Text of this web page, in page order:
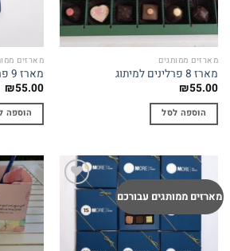
מארזים ממותגים
מארז 8 פרלינים למיתוג
₪55.00
הוספה לסל
מארזים
מארז 9 פרלינים למיתוג
₪55.00
הוספה
מארזים ממותגים עבורכם
wishlist